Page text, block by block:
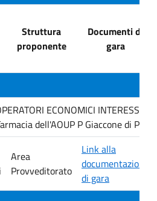
Struttura
proponente
Documenti di
gara
ECONOMICI
dell'AOUP P Giaccone di
Area
Provveditorato
Link alla
documentazione
di gara